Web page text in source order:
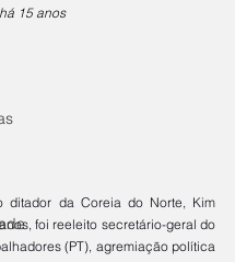
15 anos
foi reeleito secretário-geral do
(PT), agremiação política